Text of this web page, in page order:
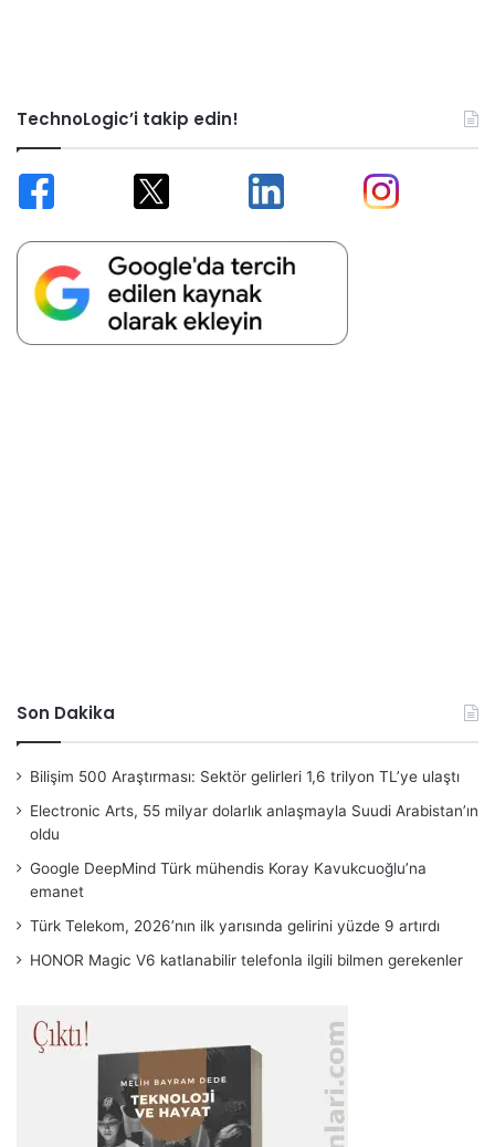
TechnoLogic’i takip edin!
Son Dakika
Bilişim 500 Araştırması: Sektör gelirleri 1,6 trilyon TL’ye ulaştı
Electronic Arts, 55 milyar dolarlık anlaşmayla Suudi Arabistan’ın
oldu
Google DeepMind Türk mühendis Koray Kavukcuoğlu’na
emanet
Türk Telekom, 2026’nın ilk yarısında gelirini yüzde 9 artırdı
HONOR Magic V6 katlanabilir telefonla ilgili bilmen gerekenler